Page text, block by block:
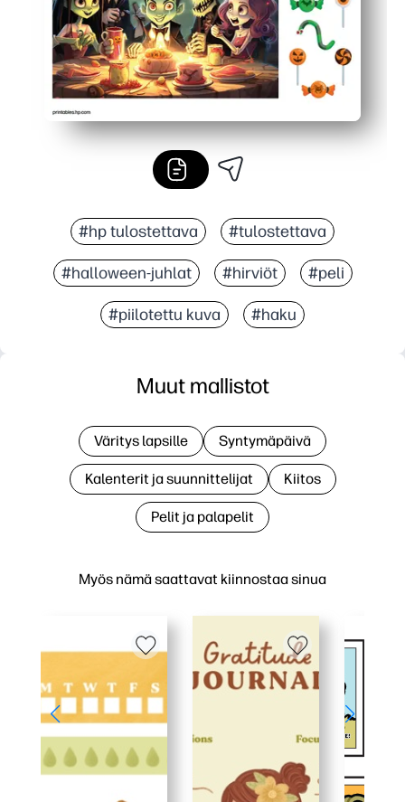
#hp tulostettava #tulostettava
#halloween-juhlat #hirviöt #peli
#piilotettu kuva #haku
Myös nämä saattavat kiinnostaa sinua
Muut mallistot
Väritys lapsille Syntymäpäivä
Kalenterit ja suunnittelijat Kiitos
Pelit ja palapelit